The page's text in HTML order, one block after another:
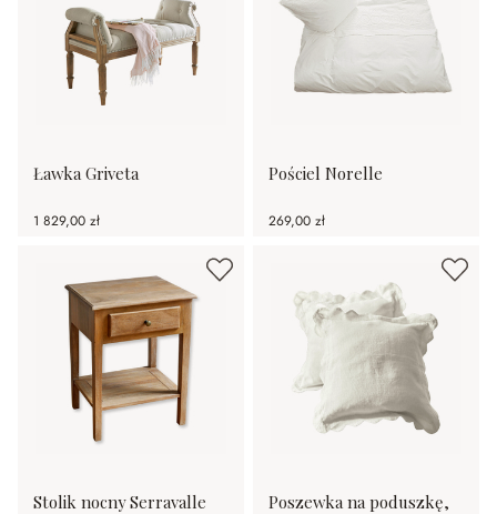
Ławka Griveta
1 829,00 zł
Pościel Norelle
269,00 zł
Stolik nocny Serravalle
Poszewka na poduszkę,